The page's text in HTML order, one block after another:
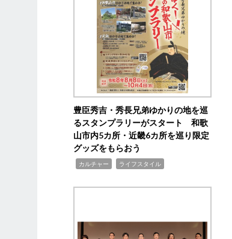
豊臣秀吉・秀長兄弟ゆかりの地を巡
るスタンプラリーがスタート 和歌
山市内5カ所・近畿6カ所を巡り限定
グッズをもらおう
カルチャー ライフスタイル